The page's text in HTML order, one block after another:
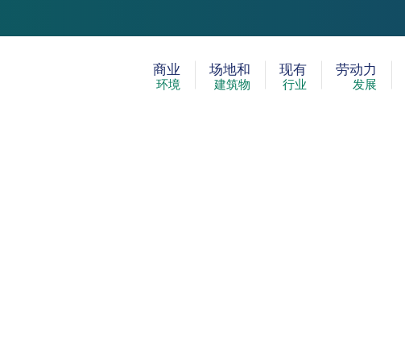
商业
环境
场地和
建筑物
现有
行业
劳动力
发展